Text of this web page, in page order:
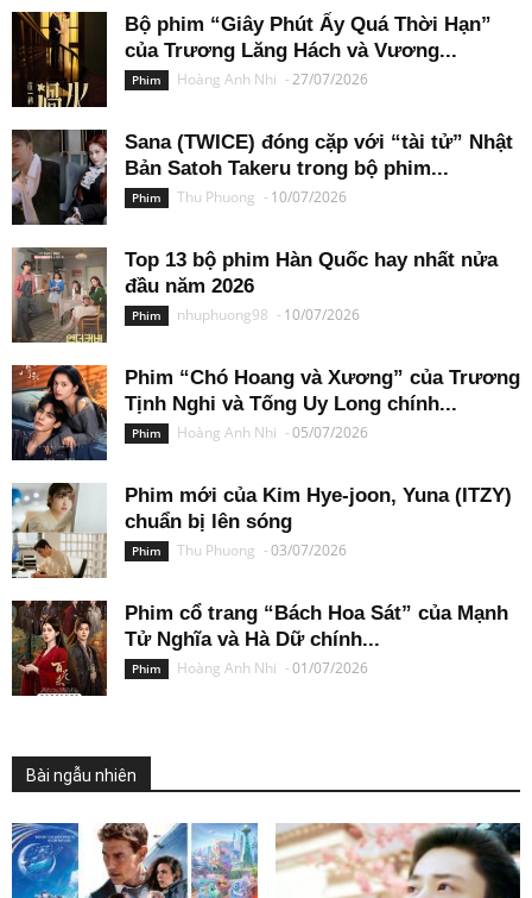
Bộ phim “Giây Phút Ấy Quá Thời Hạn”
của Trương Lăng Hách và Vương...
Phim Hoàng Anh Nhi -27/07/2026
Sana (TWICE) đóng cặp với “tài tử” Nhật
Bản Satoh Takeru trong bộ phim...
Phim Thu Phuong - 10/07/2026
Top 13 bộ phim Hàn Quốc hay nhất nửa
đầu năm 2026
Phim nhuphuong98 - 10/07/2026
Phim “Chó Hoang và Xương” của Trương
Tịnh Nghi và Tống Uy Long chính...
Phim Hoàng Anh Nhi -05/07/2026
Phim mới của Kim Hye-joon, Yuna (ITZY)
chuẩn bị lên sóng
Phim Thu Phuong -03/07/2026
Phim cổ trang “Bách Hoa Sát” của Mạnh
Tử Nghĩa và Hà Dữ chính...
Phim Hoàng Anh Nhi -01/07/2026
Bài ngẫu nhiên